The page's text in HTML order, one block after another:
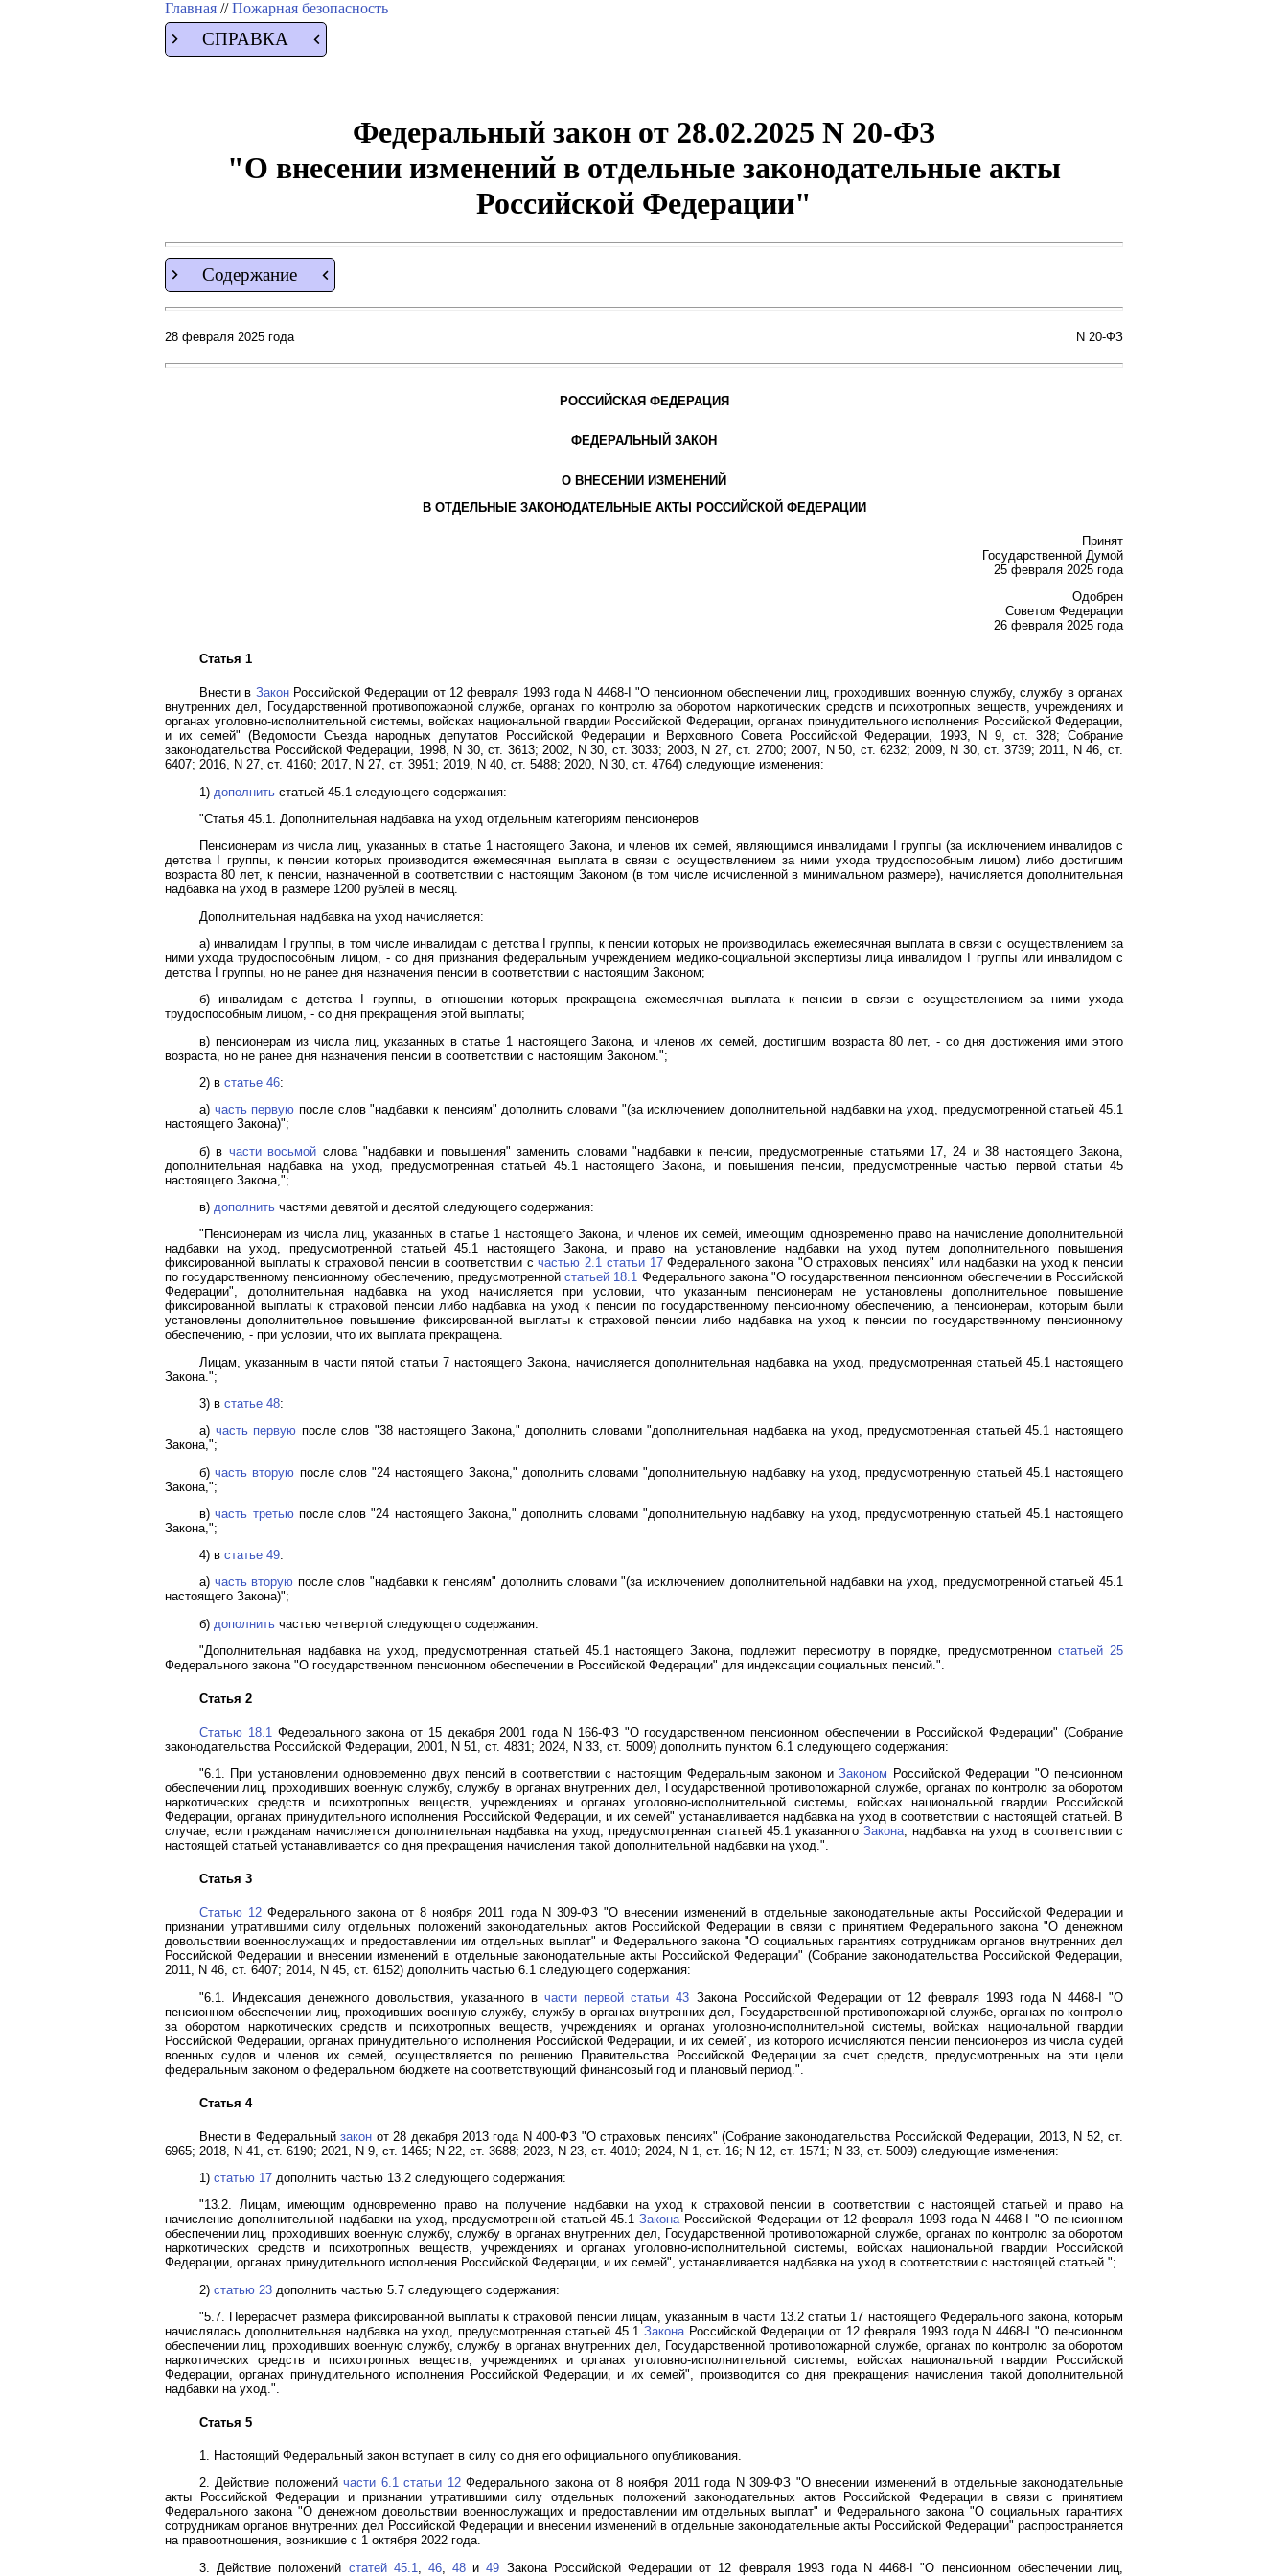
Главная //Пожарная безопасность
СПРАВКА
Федеральный закон от 28.02.2025 N 20-ФЗ
"О внесении изменений в отдельные законодательные акты
Российской Федерации"
Содержание
28 февраля 2025 года N 20-ФЗ
РОССИЙСКАЯ ФЕДЕРАЦИЯ
ФЕДЕРАЛЬНЫЙ ЗАКОН
О ВНЕСЕНИИ ИЗМЕНЕНИЙ
В ОТДЕЛЬНЫЕ ЗАКОНОДАТЕЛЬНЫЕ АКТЫ РОССИЙСКОЙ ФЕДЕРАЦИИ
Принят
Государственной Думой
25 февраля 2025 года
Одобрен
Советом Федерации
26 февраля 2025 года
Статья 1
Внести в ЗаконРоссийской Федерации от 12 февраля 1993 года N 4468-I "О пенсионном обеспечении лиц, проходивших военную службу, службу в органах
внутренних дел, Государственной противопожарной службе, органах по контролю за оборотом наркотических средств и психотропных веществ, учреждениях и
органах уголовно-исполнительной системы, войсках национальной гвардии Российской Федерации, органах принудительного исполнения Российской Федерации,
и их семей" (Ведомости Съезда народных депутатов Российской Федерации и Верховного Совета Российской Федерации, 1993, N 9, ст. 328; Собрание
законодательства Российской Федерации, 1998, N 30, ст. 3613; 2002, N 30, ст. 3033; 2003, N 27, ст. 2700; 2007, N 50, ст. 6232; 2009, N 30, ст. 3739; 2011, N 46, ст.
6407; 2016, N 27, ст. 4160; 2017, N 27, ст. 3951; 2019, N 40, ст. 5488; 2020, N 30, ст. 4764) следующие изменения:
1) дополнить статьей 45.1 следующего содержания:
"Статья 45.1. Дополнительная надбавка на уход отдельным категориям пенсионеров
Пенсионерам из числа лиц, указанных в статье 1 настоящего Закона, и членов их семей, являющимся инвалидами I группы (за исключением инвалидов с
детства I группы, к пенсии которых производится ежемесячная выплата в связи с осуществлением за ними ухода трудоспособным лицом) либо достигшим
возраста 80 лет, к пенсии, назначенной в соответствии с настоящим Законом (в том числе исчисленной в минимальном размере), начисляется дополнительная
надбавка на уход в размере 1200 рублей в месяц.
Дополнительная надбавка на уход начисляется:
а) инвалидам I группы, в том числе инвалидам с детства I группы, к пенсии которых не производилась ежемесячная выплата в связи с осуществлением за
ними ухода трудоспособным лицом, - со дня признания федеральным учреждением медико-социальной экспертизы лица инвалидом I группы или инвалидом с
детства I группы, но не ранее дня назначения пенсии в соответствии с настоящим Законом;
б) инвалидам с детства I группы, в отношении которых прекращена ежемесячная выплата к пенсии в связи с осуществлением за ними ухода
трудоспособным лицом, - со дня прекращения этой выплаты;
в) пенсионерам из числа лиц, указанных в статье 1 настоящего Закона, и членов их семей, достигшим возраста 80 лет, - со дня достижения ими этого
возраста, но не ранее дня назначения пенсии в соответствии с настоящим Законом.";
2) в статье 46:
а) часть первую после слов "надбавки к пенсиям" дополнить словами "(за исключением дополнительной надбавки на уход, предусмотренной статьей 45.1
настоящего Закона)";
б) в части восьмой слова "надбавки и повышения" заменить словами "надбавки к пенсии, предусмотренные статьями 17, 24 и 38 настоящего Закона,
дополнительная надбавка на уход, предусмотренная статьей 45.1 настоящего Закона, и повышения пенсии, предусмотренные частью первой статьи 45
настоящего Закона,";
в) дополнить частями девятой и десятой следующего содержания:
"Пенсионерам из числа лиц, указанных в статье 1 настоящего Закона, и членов их семей, имеющим одновременно право на начисление дополнительной
надбавки на уход, предусмотренной статьей 45.1 настоящего Закона, и право на установление надбавки на уход путем дополнительного повышения
фиксированной выплаты к страховой пенсии в соответствии счастью 2.1 статьи 17Федерального закона "О страховых пенсиях" или надбавки на уход к пенсии
по государственному пенсионному обеспечению, предусмотреннойстатьей 18.1 Федерального закона "О государственном пенсионном обеспечении в Российской
Федерации", дополнительная надбавка на уход начисляется при условии, что указанным пенсионерам не установлены дополнительное повышение
фиксированной выплаты к страховой пенсии либо надбавка на уход к пенсии по государственному пенсионному обеспечению, а пенсионерам, которым были
установлены дополнительное повышение фиксированной выплаты к страховой пенсии либо надбавка на уход к пенсии по государственному пенсионному
обеспечению, - при условии, что их выплата прекращена.
Лицам, указанным в части пятой статьи 7 настоящего Закона, начисляется дополнительная надбавка на уход, предусмотренная статьей 45.1 настоящего
Закона.";
3) в статье 48:
а) часть первую после слов "38 настоящего Закона," дополнить словами "дополнительная надбавка на уход, предусмотренная статьей 45.1 настоящего
Закона,";
б)часть вторую после слов "24 настоящего Закона," дополнить словами "дополнительную надбавку на уход, предусмотренную статьей 45.1 настоящего
Закона,";
в)часть третьюпосле слов "24 настоящего Закона," дополнить словами "дополнительную надбавку на уход, предусмотренную статьей 45.1 настоящего
Закона,";
4) в статье 49:
а) часть вторую после слов "надбавки к пенсиям" дополнить словами "(за исключением дополнительной надбавки на уход, предусмотренной статьей 45.1
настоящего Закона)";
б) дополнить частью четвертой следующего содержания:
"Дополнительная надбавка на уход, предусмотренная статьей 45.1 настоящего Закона, подлежит пересмотру в порядке, предусмотренномстатьей 25
Федерального закона "О государственном пенсионном обеспечении в Российской Федерации" для индексации социальных пенсий.".
Статья 2
Статью 18.1Федерального закона от 15 декабря 2001 года N 166-ФЗ "О государственном пенсионном обеспечении в Российской Федерации" (Собрание
законодательства Российской Федерации, 2001, N 51, ст. 4831; 2024, N 33, ст. 5009) дополнить пунктом 6.1 следующего содержания:
"6.1. При установлении одновременно двух пенсий в соответствии с настоящим Федеральным законом иЗаконом Российской Федерации "О пенсионном
обеспечении лиц, проходивших военную службу, службу в органах внутренних дел, Государственной противопожарной службе, органах по контролю за оборотом
наркотических средств и психотропных веществ, учреждениях и органах уголовно-исполнительной системы, войсках национальной гвардии Российской
Федерации, органах принудительного исполнения Российской Федерации, и их семей" устанавливается надбавка на уход в соответствии с настоящей статьей. В
случае, если гражданам начисляется дополнительная надбавка на уход, предусмотренная статьей 45.1 указанного Закона, надбавка на уход в соответствии с
настоящей статьей устанавливается со дня прекращения начисления такой дополнительной надбавки на уход.".
Статья 3
Статью 12 Федерального закона от 8 ноября 2011 года N 309-ФЗ "О внесении изменений в отдельные законодательные акты Российской Федерации и
признании утратившими силу отдельных положений законодательных актов Российской Федерации в связи с принятием Федерального закона "О денежном
довольствии военнослужащих и предоставлении им отдельных выплат" и Федерального закона "О социальных гарантиях сотрудникам органов внутренних дел
Российской Федерации и внесении изменений в отдельные законодательные акты Российской Федерации" (Собрание законодательства Российской Федерации,
2011, N 46, ст. 6407; 2014, N 45, ст. 6152) дополнить частью 6.1 следующего содержания:
"6.1. Индексация денежного довольствия, указанного вчасти первой статьи 43 Закона Российской Федерации от 12 февраля 1993 года N 4468-I "О
пенсионном обеспечении лиц, проходивших военную службу, службу в органах внутренних дел, Государственной противопожарной службе, органах по контролю
за оборотом наркотических средств и психотропных веществ, учреждениях и органах уголовно-исполнительной системы, войсках национальной гвардии
Российской Федерации, органах принудительного исполнения Российской Федерации, и их семей", из которого исчисляются пенсии пенсионеров из числа судей
военных судов и членов их семей, осуществляется по решению Правительства Российской Федерации за счет средств, предусмотренных на эти цели
федеральным законом о федеральном бюджете на соответствующий финансовый год и плановый период.".
Статья 4
Внести в Федеральныйзакон от 28 декабря 2013 года N 400-ФЗ "О страховых пенсиях" (Собрание законодательства Российской Федерации, 2013, N 52, ст.
6965; 2018, N 41, ст. 6190; 2021, N 9, ст. 1465; N 22, ст. 3688; 2023, N 23, ст. 4010; 2024, N 1, ст. 16; N 12, ст. 1571; N 33, ст. 5009) следующие изменения:
1) статью 17 дополнить частью 13.2 следующего содержания:
"13.2. Лицам, имеющим одновременно право на получение надбавки на уход к страховой пенсии в соответствии с настоящей статьей и право на
начисление дополнительной надбавки на уход, предусмотренной статьей 45.1ЗаконаРоссийской Федерации от 12 февраля 1993 года N 4468-I "О пенсионном
обеспечении лиц, проходивших военную службу, службу в органах внутренних дел, Государственной противопожарной службе, органах по контролю за оборотом
наркотических средств и психотропных веществ, учреждениях и органах уголовно-исполнительной системы, войсках национальной гвардии Российской
Федерации, органах принудительного исполнения Российской Федерации, и их семей", устанавливается надбавка на уход в соответствии с настоящей статьей.";
2) статью 23 дополнить частью 5.7 следующего содержания:
"5.7. Перерасчет размера фиксированной выплаты к страховой пенсии лицам, указанным в части 13.2 статьи 17 настоящего Федерального закона, которым
начислялась дополнительная надбавка на уход, предусмотренная статьей 45.1 ЗаконаРоссийской Федерации от 12 февраля 1993 года N 4468-I "О пенсионном
обеспечении лиц, проходивших военную службу, службу в органах внутренних дел, Государственной противопожарной службе, органах по контролю за оборотом
наркотических средств и психотропных веществ, учреждениях и органах уголовно-исполнительной системы, войсках национальной гвардии Российской
Федерации, органах принудительного исполнения Российской Федерации, и их семей", производится со дня прекращения начисления такой дополнительной
надбавки на уход.".
Статья 5
1. Настоящий Федеральный закон вступает в силу со дня его официального опубликования.
2. Действие положенийчасти 6.1 статьи 12Федерального закона от 8 ноября 2011 года N 309-ФЗ "О внесении изменений в отдельные законодательные
акты Российской Федерации и признании утратившими силу отдельных положений законодательных актов Российской Федерации в связи с принятием
Федерального закона "О денежном довольствии военнослужащих и предоставлении им отдельных выплат" и Федерального закона "О социальных гарантиях
сотрудникам органов внутренних дел Российской Федерации и внесении изменений в отдельные законодательные акты Российской Федерации" распространяется
на правоотношения, возникшие с 1 октября 2022 года.
3. Действие положений статей 45.1 46,48 и49 Закона Российской Федерации от 12 февраля 1993 года N 4468-I "О пенсионном обеспечении лиц,